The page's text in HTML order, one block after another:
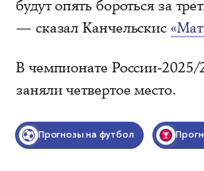
будут опять бороться за
— сказал Канчельскис
В чемпионате России-2025/
заняли четвертое место.
Прогнозы на футбол